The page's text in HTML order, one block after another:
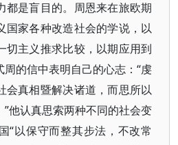
都是盲目的。周恩来在旅欧期
国家各种改造社会的学说，以
切主义推求比较，以期应用到
的信中表明自己的心志：“虔
会真相暨解决诸道，而思所以
他认真思索两种不同的社会变
“以保守而整其步法，不改常